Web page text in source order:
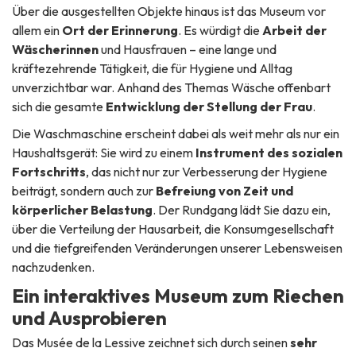
Über die ausgestellten Objekte hinaus ist das Museum vor
allem ein Ort der Erinnerung. Es würdigt dieArbeit der
Wäscherinnenund Hausfrauen – eine lange und
kräftezehrende Tätigkeit, die für Hygiene und Alltag
unverzichtbar war. Anhand des Themas Wäsche offenbart
sich die gesamte Entwicklung der Stellung der Frau.
Die Waschmaschine erscheint dabei als weit mehr als nur ein
Haushaltsgerät: Sie wird zu einem Instrument des sozialen
Fortschritts, das nicht nur zur Verbesserung der Hygiene
beiträgt, sondern auch zur Befreiung von Zeit und
körperlicher Belastung. Der Rundgang lädt Sie dazu ein,
über die Verteilung der Hausarbeit, die Konsumgesellschaft
und die tiefgreifenden Veränderungen unserer Lebensweisen
nachzudenken.
Ein interaktives Museum zum Riechen
und Ausprobieren
Das Musée de la Lessive zeichnet sich durch seinensehr